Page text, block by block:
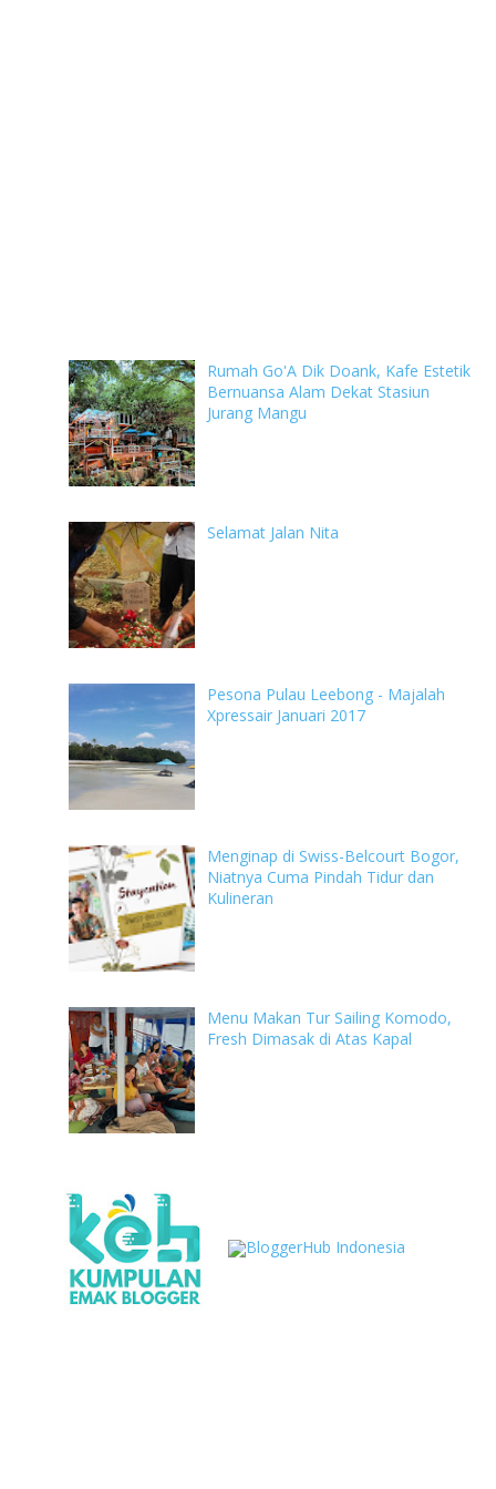
Rumah Go'A Dik Doank, Kafe Estetik
Bernuansa Alam Dekat Stasiun
Jurang Mangu
Selamat Jalan Nita
Pesona Pulau Leebong - Majalah
Xpressair Januari 2017
Menginap di Swiss-Belcourt Bogor,
Niatnya Cuma Pindah Tidur dan
Kulineran
Menu Makan Tur Sailing Komodo,
Fresh Dimasak di Atas Kapal